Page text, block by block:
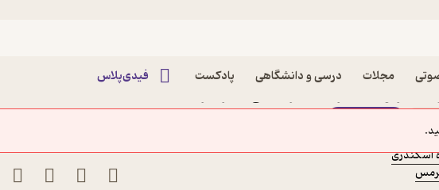
مجلات درسی و دانشگاهی پادکست فیدی‌پلاس
کریستی
اسکندری